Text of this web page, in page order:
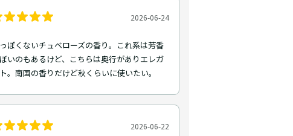
2026-06-24
ぽくないチュベローズの香り。これ系は芳香
いのもあるけど、こちらは奥行がありエレガ
。南国の香りだけど秋くらいに使いたい。
2026-06-22